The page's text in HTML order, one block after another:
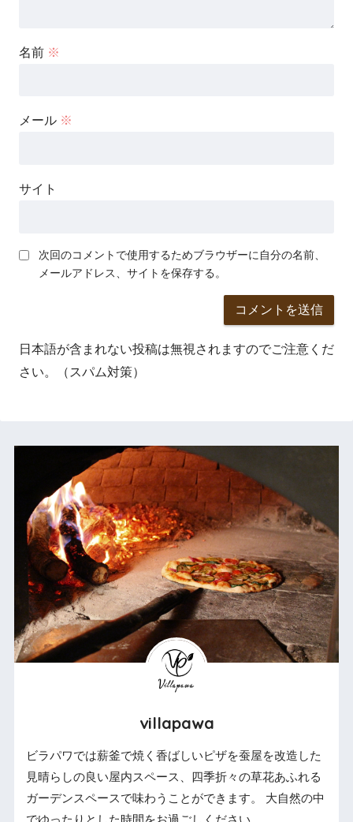
名前 ※
メール ※
サイト
次回のコメントで使用するためブラウザーに自分の名前、
メールアドレス、サイトを保存する。
日本語が含まれない投稿は無視されますのでご注意くだ
さい。（スパム対策）
villapawa
ビラパワでは薪釜で焼く香ばしいピザを蚕屋を改造した
見晴らしの良い屋内スペース、四季折々の草花あふれる
ガーデンスペースで味わうことができます。 大自然の中